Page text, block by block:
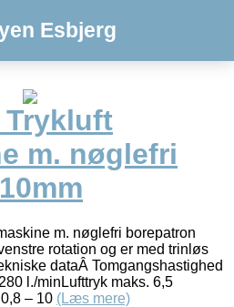
Esbjerg
Trykluft
m. nøglefri
m. nøglefri borepatron
rotation og er med trinløs
dataÂ Tomgangshastighed
l./minLufttryk maks. 6,5
– 10 (Læs mere)